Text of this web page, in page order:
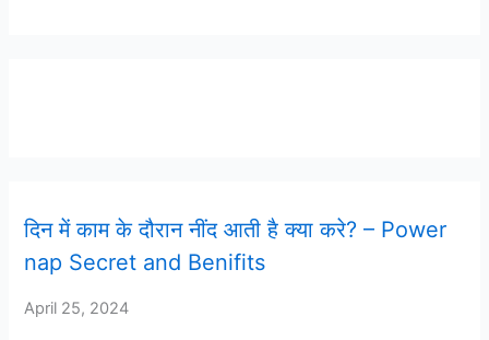
दिन में काम के दौरान नींद आती है क्या करे? – Power
nap Secret and Benifits
April 25, 2024